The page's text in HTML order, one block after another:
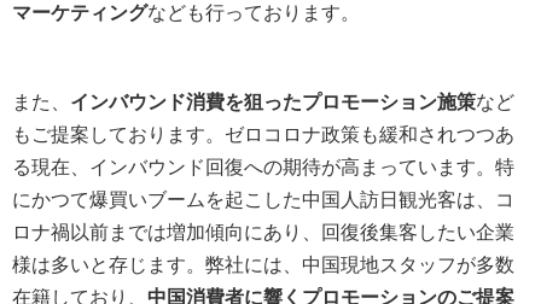
マーケティングなども行っております。
また、 インバウンド消費を狙ったプロモーション施策など
もご提案しております。ゼロコロナ政策も緩和されつつあ
る現在、インバウンド回復への期待が高まっています。特
にかつて爆買いブームを起こした中国人訪日観光客は、コ
ロナ禍以前までは増加傾向にあり、回復後集客したい企業
様は多いと存じます。弊社には、中国現地スタッフが多数
在籍しており、 中国消費者に響くプロモーションのご提案